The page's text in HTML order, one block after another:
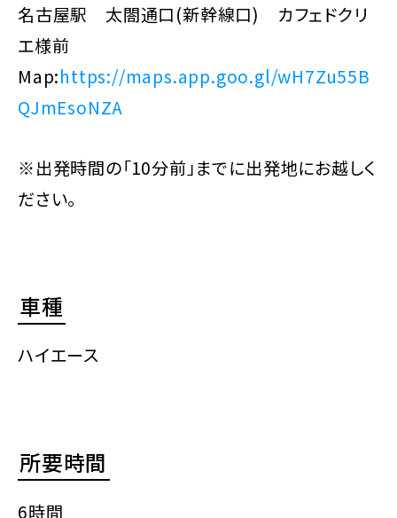
名古屋駅 太閤通口(新幹線口) カフェドクリ
エ様前
Map:https://maps.app.goo.gl/wH7Zu55B
QJmEsoNZA
※出発時間の「10分前」までに出発地にお越しく
ださい。
車種
ハイエース
所要時間
6時間